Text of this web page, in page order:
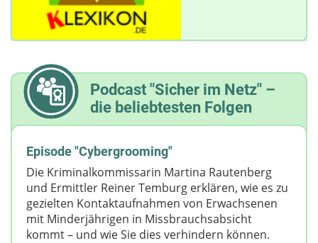
Podcast "Sicher im Netz" –
die beliebtesten Folgen
Episode "Cybergrooming"
Die Kriminalkommissarin Martina Rautenberg
und Ermittler Reiner Temburg erklären, wie es zu
gezielten Kontaktaufnahmen von Erwachsenen
mit Minderjährigen in Missbrauchsabsicht
kommt – und wie Sie dies verhindern können.